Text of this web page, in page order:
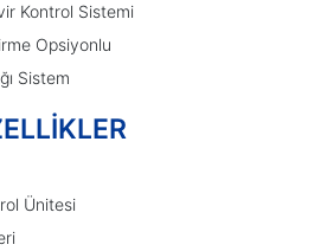
Kontrol Sistemi
Opsiyonlu
Sistem
Ünitesi